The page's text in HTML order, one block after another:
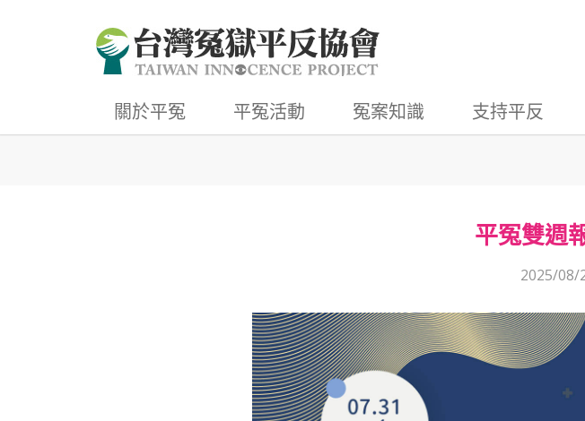
關於平冤 平冤活動 冤案知識 支持平反
平冤雙週
2025/08/